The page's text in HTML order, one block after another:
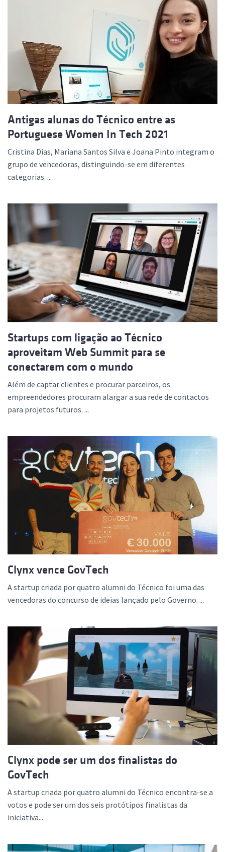
Antigas alunas do Técnico entre as
Portuguese Women In Tech 2021
Cristina Dias, Mariana Santos Silva e Joana Pinto integram o
grupo de vencedoras, distinguindo-se em diferentes
categorias. ...
Startups com ligação ao Técnico
aproveitam Web Summit para se
conectarem com o mundo
Além de captar clientes e procurar parceiros, os
empreendedores procuram alargar a sua rede de contactos
para projetos futuros. ...
Clynx vence GovTech
A startup criada por quatro alumni do Técnico foi uma das
vencedoras do concurso de ideias lançado pelo Governo. ...
Clynx pode ser um dos finalistas do
GovTech
A startup criada por quatro alumni do Técnico encontra-se a
votos e pode ser um dos seis protótipos finalistas da
iniciativa...